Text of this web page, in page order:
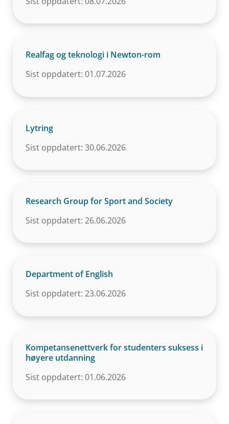
Realfag og teknologi i Newton-rom
Sist oppdatert: 01.07.2026
Lytring
Sist oppdatert: 30.06.2026
Research Group for Sport and Society
Sist oppdatert: 26.06.2026
Department of English
Sist oppdatert: 23.06.2026
Kompetansenettverk for studenters suksess i
høyere utdanning
Sist oppdatert: 01.06.2026